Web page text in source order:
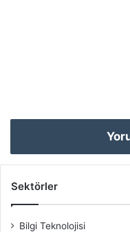
Sektörler
Bilgi Teknolojisi